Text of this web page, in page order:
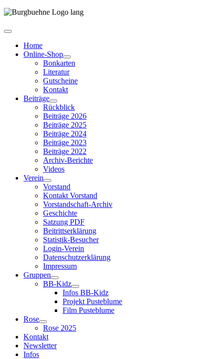
Home
Online-Shop
Bonkarten
Literatur
Gutscheine
Kontakt
Beiträge
Rückblick
Beiträge 2026
Beiträge 2025
Beiträge 2024
Beiträge 2023
Beiträge 2022
Archiv-Berichte
Videos
Verein
Vorstand
Kontakt Vorstand
Vorstandschaft-Archiv
Geschichte
Satzung PDF
Beitrittserklärung
Statistik-Besucher
Login-Verein
Datenschutzerklärung
Impressum
Gruppen
BB-Kidz
Infos BB-Kidz
Projekt Pusteblume
Film Pusteblume
Rose
Rose 2025
Kontakt
Newsletter
Infos